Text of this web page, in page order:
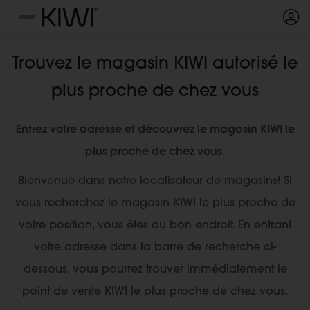
Menu
Trouvez le magasin KIWI autorisé le
plus proche de chez vous
Entrez votre adresse et découvrez le magasin KIWI le
plus proche de chez vous.
Bienvenue dans notre localisateur de magasins! Si
vous recherchez le magasin KIWI le plus proche de
votre position, vous êtes au bon endroit. En entrant
votre adresse dans la barre de recherche ci-
dessous, vous pourrez trouver immédiatement le
point de vente KIWI le plus proche de chez vous.
Panneau de gestion des cookies